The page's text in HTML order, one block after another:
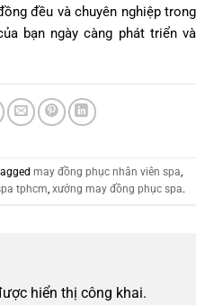
đều và chuyên nghiệp trong
bạn ngày càng phát triển và
may đồng phục nhân viên spa
tphcm xưởng may đồng phục spa.
hiển thị công khai.